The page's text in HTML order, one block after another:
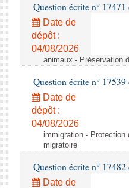
Question écrite n°
Date de
dépôt :
04/08/2026
animaux - Préservation
Question écrite n°
Date de
dépôt :
04/08/2026
immigration -
migratoire
Question écrite n°
Date de